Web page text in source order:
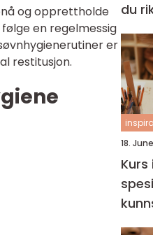
og opprettholde
en regelmessig
er
restitusjon.
du
18.
Kurs i